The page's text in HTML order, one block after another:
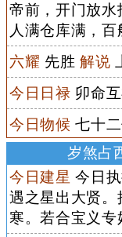
帝前，开门放水
人满仓库满，百
六耀 先胜解说
今日日禄 卯命
今日物候 七十
岁煞占
今日建星 今日
遇之星出大贤
寒。若合宝义专